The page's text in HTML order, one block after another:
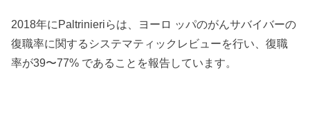
2018年にPaltrinieriらは、ヨーロ ッパのがんサバイバーの
復職率に関するシステマティックレビューを行い、復職
率が39〜77% であることを報告しています。